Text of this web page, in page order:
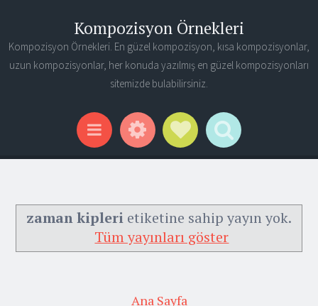
Kompozisyon Örnekleri
Kompozisyon Örnekleri. En güzel kompozisyon, kısa kompozisyonlar,
uzun kompozisyonlar, her konuda yazılmış en güzel kompozisyonları
sitemizde bulabilirsiniz.
Menu WidgetsSocial Links
Search
zaman kipleri etiketine sahip yayın yok.
Tüm yayınları göster
Ana Sayfa